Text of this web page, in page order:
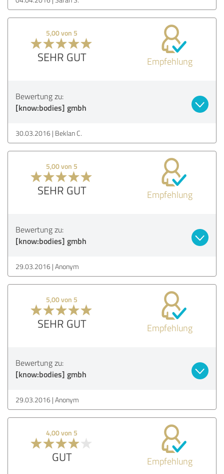
5,00 von 5
SEHR GUT Empfehlung
Bewertung zu:
[know:bodies] gmbh
30.03.2016 Beklan C.
5,00 von 5
SEHR GUT Empfehlung
Bewertung zu:
[know:bodies] gmbh
29.03.2016 Anonym
5,00 von 5
SEHR GUT Empfehlung
Bewertung zu:
[know:bodies] gmbh
29.03.2016 Anonym
4,00 von 5
GUT Empfehlung